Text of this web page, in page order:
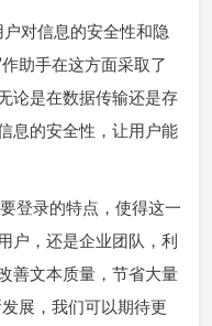
对信息的安全性和隐
助手在这方面采取了
论是在数据传输还是存
息的安全性，让用户能
登录的特点，使得这一
户，还是企业团队，利
善文本质量，节省大量
展，我们可以期待更